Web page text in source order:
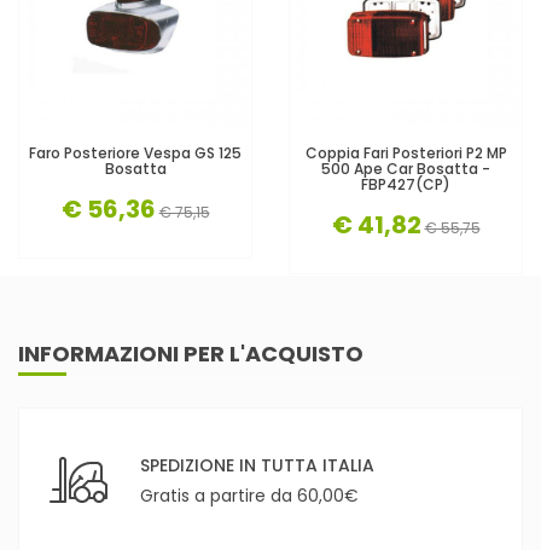
Faro Posteriore Vespa GS 125
Bosatta
€ 56,36 € 75,15
Coppia Fari Posteriori P2 MP
500 Ape Car Bosatta -
FBP427(CP)
€ 41,82 € 55,75
INFORMAZIONI PER L'ACQUISTO
SPEDIZIONE IN TUTTA ITALIA
Gratis a partire da 60,00€